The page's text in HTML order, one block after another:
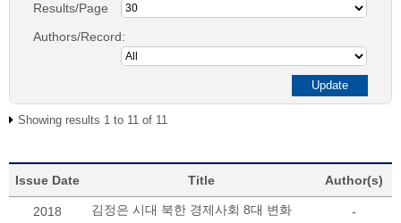
Results/Page
Authors/Record:
Showing results 1 to 11 of 11
Issue Date Title Author(s)
2018 김정은 시대 북한 경제사회 8대 변화 -